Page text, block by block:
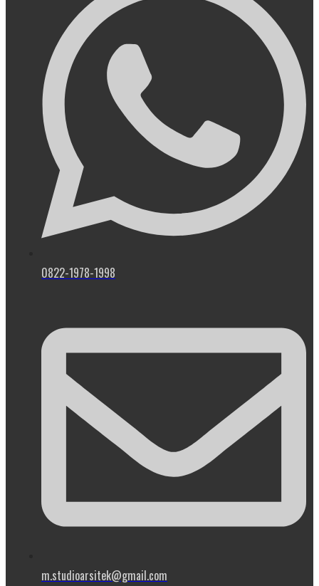
0822-1978-1998
m.studioarsitek@gmail.com